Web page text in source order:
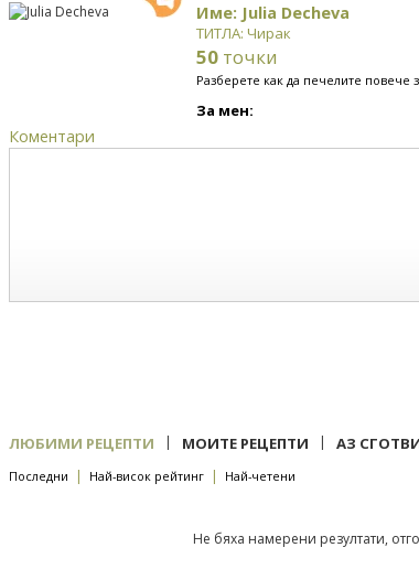
Име: Julia Decheva
ТИТЛА: Чирак
50 точки
Разберете как да печелите повече
За мен:
Коментари
ЛЮБИМИ РЕЦЕПТИ | МОИТЕ РЕЦЕПТИ | АЗ
Последни | Най-висок рейтинг | Най-четени
Не бяха намерени резултати,